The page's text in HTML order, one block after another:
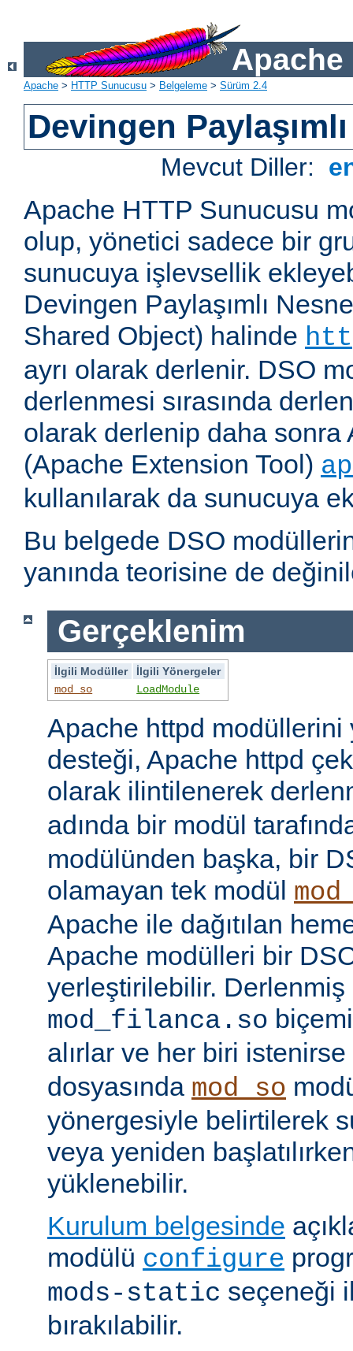
Apache
Apache > HTTP Sunucusu > Belgeleme > Sürüm 2.4
Devingen
Mevcut Diller:
Apache HTTP Sunucusu
olup, yönetici sadece bir
sunucuya işlevsellik
Devingen Paylaşımlı
Shared Object) halinde
ayrı olarak derlenir. DSO
derlenmesi sırasında
olarak derlenip daha sonra
(Apache Extension Tool)
kullanılarak da sunucuya
Bu belgede DSO
yanında teorisine de
Gerçeklenim
İlgili Modüller
İlgili Yönergeler
mod_so
LoadModule
Apache httpd
desteği, Apache httpd
olarak ilintilenerek
adında bir modül
modülünden başka, bir
olamayan tek modül
Apache ile dağıtılan
Apache modülleri bir
yerleştirilebilir.
mod_filanca.so
alırlar ve her biri istenirse
dosyasında mod_so
yönergesiyle belirtilerek
veya yeniden
yüklenebilir.
Kurulum belgesinde
modülü configure
mods-static seçeneği
bırakılabilir.